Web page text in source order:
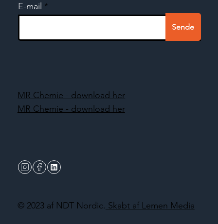
E-mail
Sende
© 2023 af NDT Nordic. Skabt af Lemen Media
MR Chemie - download her
MR Chemie - download her